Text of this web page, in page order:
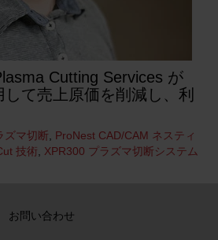
Cutting Services が
て売上原価を削減し、利
ズマ切断, ProNest CAD/CAM ネスティ
技術, XPR300 プラズマ切断システム
お問い合わせ